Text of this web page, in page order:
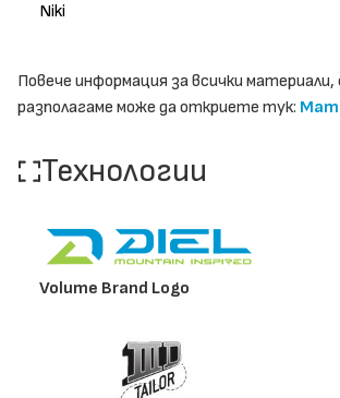
Niki
Повече информация за всички материали,
разполагаме може да откриете тук:
Технологии
Volume Brand Logo